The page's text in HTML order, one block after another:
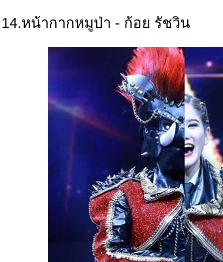
14.หน้ากากหมูป่า - ก้อย รัชวิน